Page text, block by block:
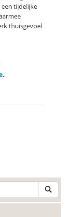
tijdelijke
thuisgevoel
.